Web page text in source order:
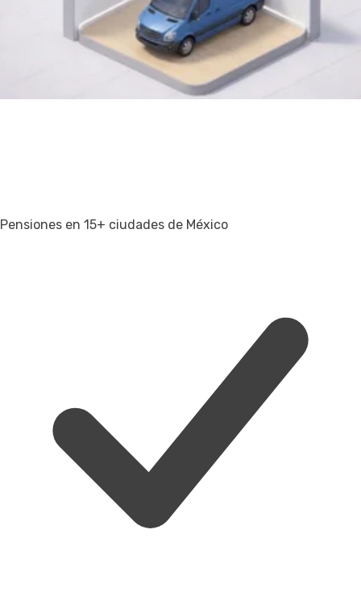
Pensiones en 15+ ciudades de México